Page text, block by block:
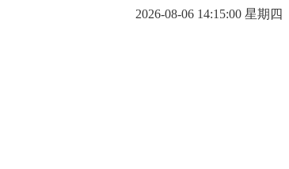
2026-08-06 14:15:01 星期四